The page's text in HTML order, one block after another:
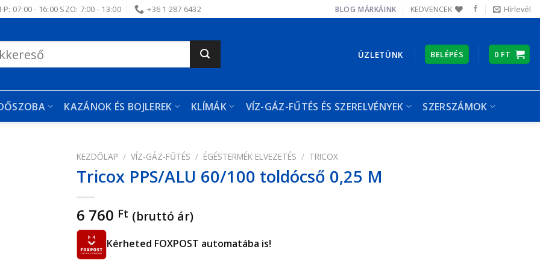
P: 07:00 - 16:00 SZO: 7:00 - 13:00 +36 1 287 6432 BLOG MÁRKÁINK KEDVENCEK Hírlevél
ÜZLETÜNK BELÉPÉS 0 FT
KAZÁNOK ÉS BOJLEREK KLÍMÁK VÍZ-GÁZ-FŰTÉS ÉS SZERELVÉNYEK SZERSZÁMOK
KEZDŐLAP / VÍZ-GÁZ-FŰTÉS / ÉGÉSTERMÉK ELVEZETÉS / TRICOX
Tricox PPS/ALU 60/100 toldócső 0,25 M
6 760 Ft (bruttó ár)
Kérheted FOXPOST automatába is!